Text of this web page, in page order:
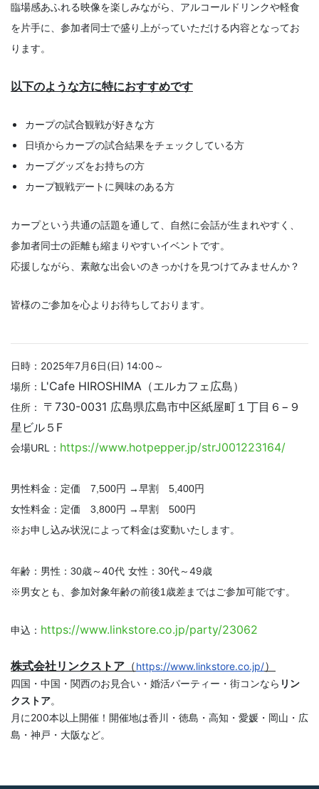
臨場感あふれる映像を楽しみながら、アルコールドリンクや軽食
を片手に、参加者同士で盛り上がっていただける内容となってお
ります。
以下のような方に特におすすめです
カープの試合観戦が好きな方
日頃からカープの試合結果をチェックしている方
カープグッズをお持ちの方
カープ観戦デートに興味のある方
カープという共通の話題を通して、自然に会話が生まれやすく、
参加者同士の距離も縮まりやすいイベントです。
応援しながら、素敵な出会いのきっかけを見つけてみませんか？
皆様のご参加を心よりお待ちしております。
日時：2025年7月6日(日) 14:00～
場所： L'Cafe HIROSHIMA（エルカフェ広島）
住所：
〒730-0031 広島県広島市中区紙屋町１丁目６−９
星ビル５F
会場URL： https://www.hotpepper.jp/strJ001223164/
男性料金：定価 7,500円 →早割 5,400円
女性料金：定価 3,800円 →早割 500円
※お申し込み状況によって料金は変動いたします。
年齢： 男性：30歳～40代 女性：30代～49歳
※男女とも、参加対象年齢の前後1歳差まではご参加可能です。
申込： https://www.linkstore.co.jp/party/23062
株式会社リンクストア （https://www.linkstore.co.jp/）
四国・中国・関西のお見合い・婚活パーティー・街コンなら リン
クストア。
月に200本以上開催！開催地は香川・徳島・高知・愛媛・岡山・広
島・神戸・大阪など。